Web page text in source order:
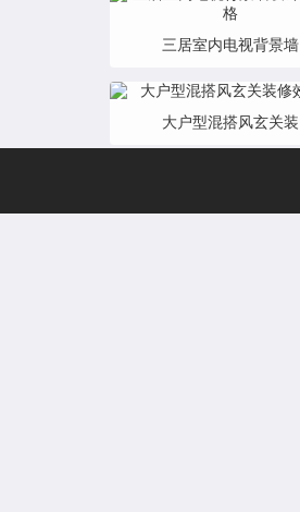
三居室内电视背景墙
大户型混搭风玄关装